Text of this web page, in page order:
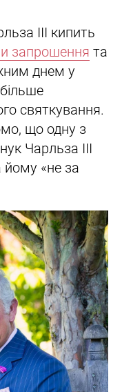
III кипить
запрошення та
днем у
святкування.
що одну з
Чарльза III
«не за